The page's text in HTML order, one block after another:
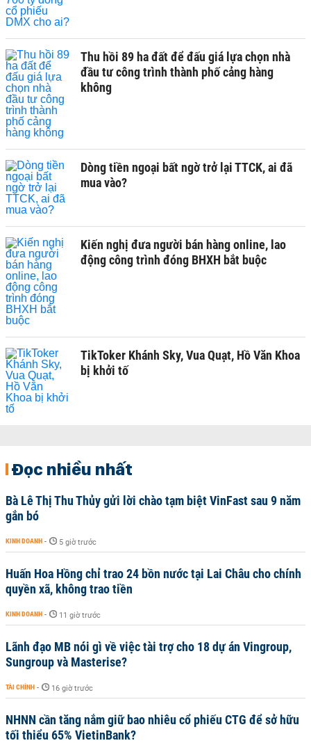
Thu hồi 89 ha đất để đấu giá lựa chọn nhà
đầu tư công trình thành phố cảng hàng
không
Dòng tiền ngoại bất ngờ trở lại TTCK, ai đã
mua vào?
Kiến nghị đưa người bán hàng online, lao
động công trình đóng BHXH bắt buộc
TikToker Khánh Sky, Vua Quạt, Hồ Văn Khoa
bị khởi tố
Đọc nhiều nhất
Bà Lê Thị Thu Thủy gửi lời chào tạm biệt VinFast sau 9 năm
gắn bó
KINH DOANH - 5 giờ trước
Huấn Hoa Hồng chỉ trao 24 bồn nước tại Lai Châu cho chính
quyền xã, không trao tiền
KINH DOANH - 11 giờ trước
Lãnh đạo MB nói gì về việc tài trợ cho 18 dự án Vingroup,
Sungroup và Masterise?
TÀI CHÍNH - 16 giờ trước
NHNN cần tăng nắm giữ bao nhiêu cổ phiếu CTG để sở hữu
tối thiểu 65% VietinBank?